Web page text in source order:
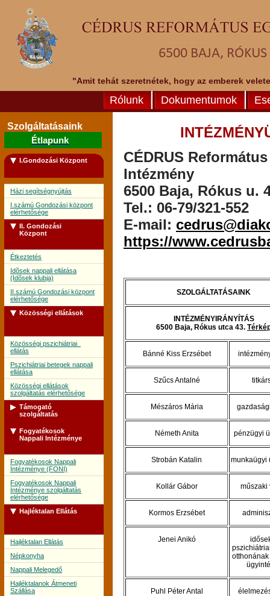
"Amit tehát szeretnétek, hogy az emberek
Rólunk Dokumentumok
Szolgáltatásaink
Étlapunk
I.Gondozási Központ
Házi segítségnyújtás
I.számú Gondozási központ
elérhetősége
II. Gondozási
Központ
Étkeztetés
Idõsek nappali ellátása
(Idõsek klubja)
II.számú Gondozási központ
elérhetősége
Közösségi ellátások
Közösségi pszichiátriai
ellátás
Pszichiátriai betegek nappali
ellátása
Közösségi ellátások
szolgáltatás elérhetősége
Támogató
szolgáltatás
Támogató szolgálat
szolgáltatás elérhetősége
Fogyatékosok
Nappali Intézménye
Fogyatékosok Nappali
Intézménye (FONI)
Fogyatékosok Nappali
Intézménye szolgáltatás
elérhetősége
Hajléktalan Ellátás
Hajléktalan Ellátás
Népkonyha
Nappali Melegedő
Hajléktalanok Átmeneti
Szállása
CÉDRUS
Intézmény
6500 Baja, Rókus u.
Tel.: 06-79/321-552
E-mail:
https://
SZOLGÁLTATÁSAINK
INTÉZMÉNYIRÁNYÍTÁS
6500 Baja, Rókus utca 43.
Bánné Kiss Erzsébet
Szűcs Antalné
Mészáros Mária
Németh Anita pénzügyi
Strobán Katalin munkaügyi
Kollár Gábor műszaki
Kormos Erzsébet
Jenei Anikó
Puhl Péter Antal